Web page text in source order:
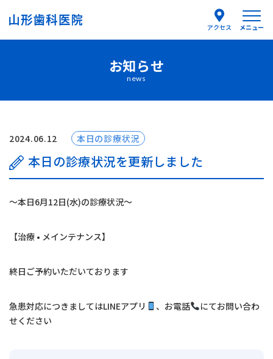
アクセス メニュー
医師紹介
はじめての方へ
診療案内
よくあるご質問
お知らせ
交通アクセス
お問い合わせ
お知らせ
news
2024.06.12 本日の診療状況
本日の診療状況を更新しました
〜本日6月12日(水)の診療状況〜
【治療 • メインテナンス】
終日ご予約いただいております
急患対応につきましてはLINEアプリ 、お電話
にてお問い合わ
せください